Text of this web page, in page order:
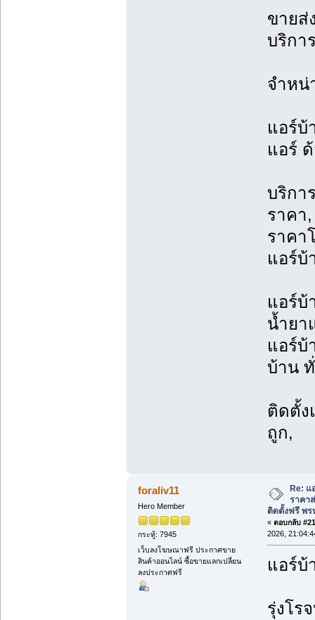
ขายส่
บริกา
จำหน่
แอร์บ้
แอร์
บริกา
ราคา
ราคา
แอร์บ้
แอร์บ้
น้ำยา
แอร์บ้
บ้าน
ติดตั้ง
ถูก,
foraliv11
Hero Member
กระทู้: 7945
เว็บลงโฆษณาฟรี ประกาศขาย
สินค้าออนไลน์ ซื้อขายแลกเปลี่ยน
ลงประกาศฟรี
Re:
ราคา
ติดตั้งฟรี พร
« ตอบกลับ
2026,
แอร์บ้
รุ่งโร